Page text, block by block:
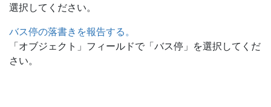
選択してください。
バス停の落書きを報告する。
「オブジェクト」フィールドで「バス停」を選択してくだ
さい。